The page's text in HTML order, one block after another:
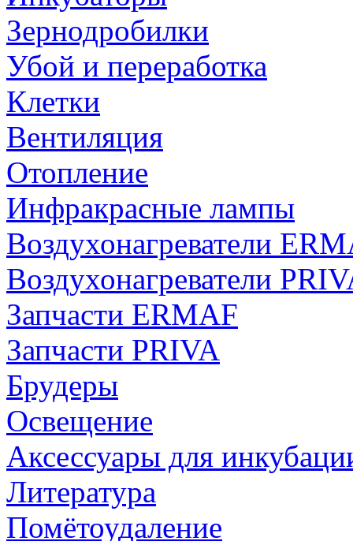
Зернодробилки
Убой и переработка
Клетки
Вентиляция
Отопление
Инфракрасные лампы
Воздухонагреватели
Воздухонагреватели
Запчасти ERMAF
Запчасти PRIVA
Брудеры
Освещение
Аксессуары для
Литература
Помётоудаление